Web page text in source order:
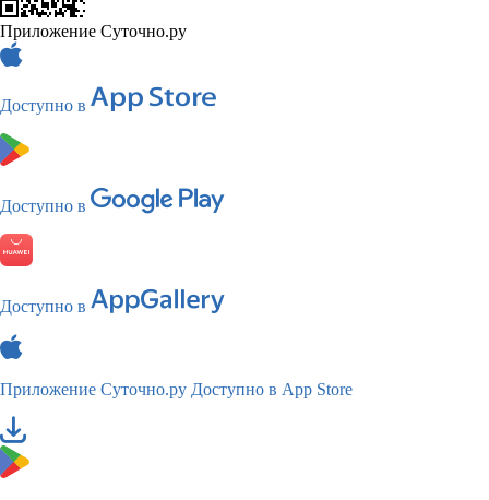
Приложение Суточно.ру
Доступно в
Доступно в
Доступно в
Приложение Суточно.ру Доступно в App Store